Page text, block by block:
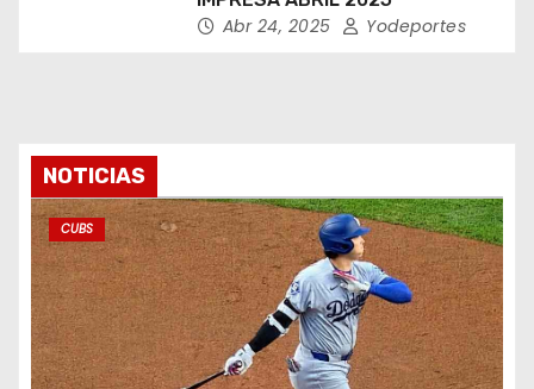
Abr 24, 2025 Yodeportes
NOTICIAS
CUBS